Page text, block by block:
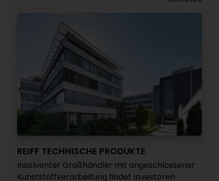
REIFF TECHNISCHE PRODUKTE
Insolventer Großhändler mit angeschlossener
Kunststoffverarbeitung findet Investoren